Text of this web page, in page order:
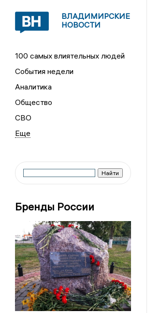
ВЛАДИМИРСКИЕ
НОВОСТИ
100 самых влиятельных людей
События недели
Аналитика
Общество
СВО
Бренды России